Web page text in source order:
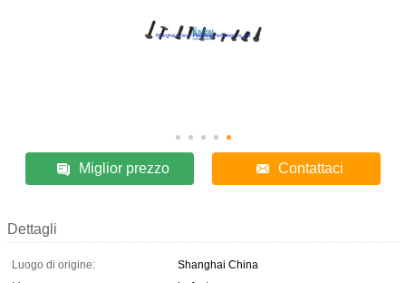
Miglior prezzo Contattaci
Dettagli
Luogo di origine:
Shanghai China